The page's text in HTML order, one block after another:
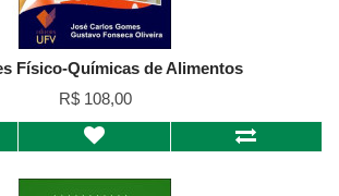
Físico-Químicas de Alimentos
R$ 108,00